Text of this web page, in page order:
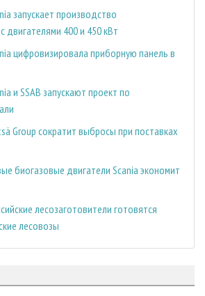
запускает производство
двигателями 400 и 450 кВт
цифровизировала приборную панель в
и SSAB запускают проект по
Group сократит выбросы при поставках
биогазовые двигатели Scania экономит
лесозаготовители готовятся
лесовозы